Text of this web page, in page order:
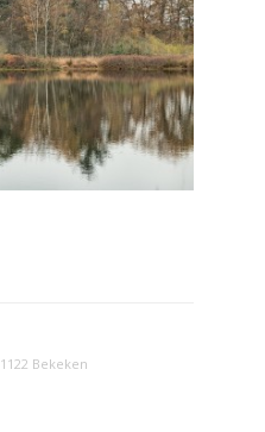
1122 Bekeken